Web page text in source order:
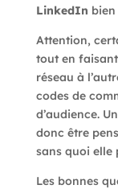
LinkedIn
Attention,
tout en
réseau à
codes de
d’audience.
donc être
sans quoi elle
Les bonnes